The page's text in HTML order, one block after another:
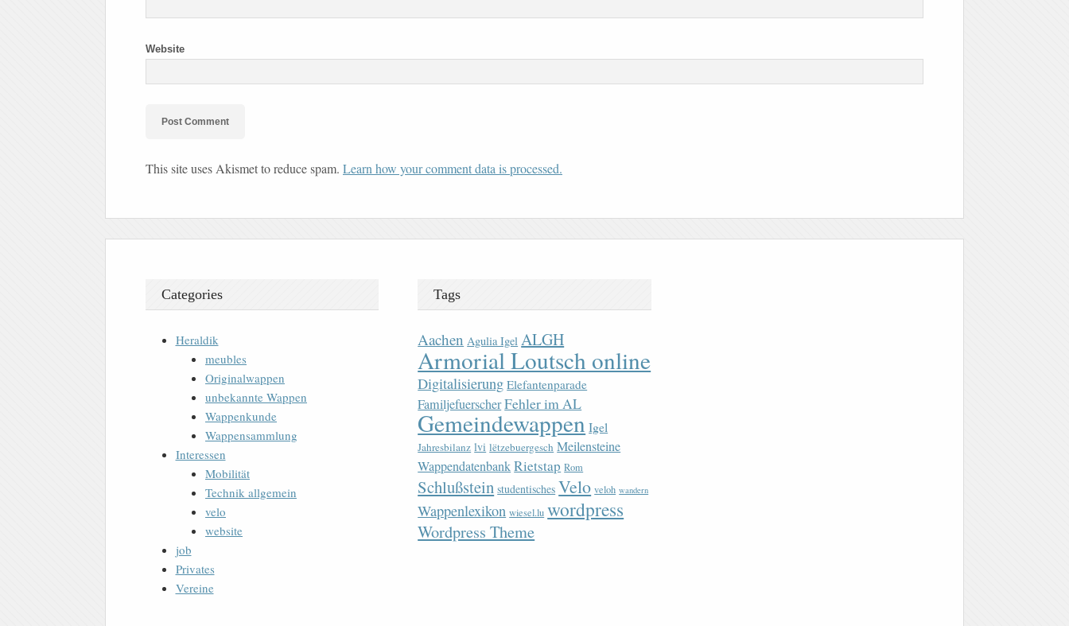
Website
This site uses Akismet to reduce spam. Learn how your comment data is processed.
Categories
Heraldik
meubles
Originalwappen
unbekannte Wappen
Wappenkunde
Wappensammlung
Interessen
Mobilität
Technik allgemein
velo
website
job
Privates
Vereine
Tags
Aachen Agulia Igel ALGH
Armorial Loutsch online
Digitalisierung Elefantenparade
FamiljefuerscherFehler im AL
Gemeindewappen Igel
Jahresbilanz lvi lëtzebuergesch Meilensteine
WappendatenbankRietstap Rom
Schlußstein studentisches Velo veloh wandern
Wappenlexikon wiesel.lu wordpress
Wordpress Theme